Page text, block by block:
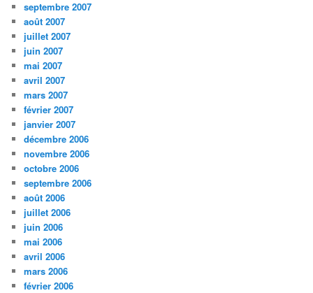
septembre 2007
août 2007
juillet 2007
juin 2007
mai 2007
avril 2007
mars 2007
février 2007
janvier 2007
décembre 2006
novembre 2006
octobre 2006
septembre 2006
août 2006
juillet 2006
juin 2006
mai 2006
avril 2006
mars 2006
février 2006